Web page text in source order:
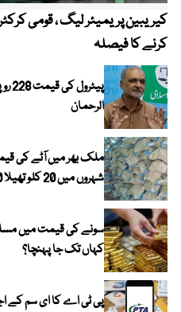
کرنے کا فیصلہ
الرحمان
ملک بھر میں آٹے کی
شہروں میں 20 کلو تھیلا 100 روپے تک مہنگا
سونے کی قیمت میں
کہاں تک جا پہنچا؟
پی ٹی اے کا ای سم کے